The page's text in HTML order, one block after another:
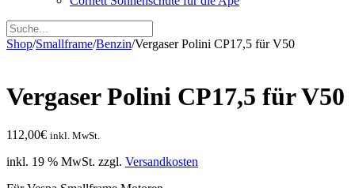
Shop/Smallframe/Benzin/Vergaser Polini CP17,5 für V50
Vergaser Polini CP17,5 für V50
112,00€ inkl. MwSt.
inkl. 19 % MwSt. zzgl. Versandkosten